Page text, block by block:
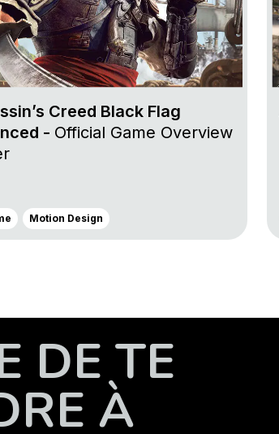
Creed Black Flag
- Official Game Overview
Motion Design
DE TE
À